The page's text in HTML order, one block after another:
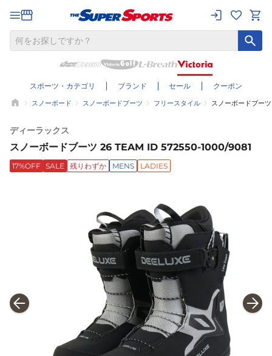
スポーツ・カテゴリ ブランド セール クーポン
スノーボード スノーボードブーツ フリースタイル スノーボードブー
ディーラックス
スノーボードブーツ 26 TEAM ID 572550-1000/9081
17%OFF SALE 残りわずか MENS LADIES